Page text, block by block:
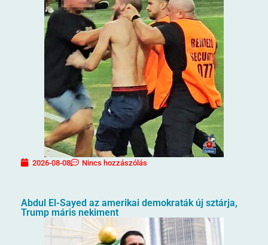
2026-08-08 Nincs hozzászólás
Abdul El-Sayed az amerikai demokraták új sztárja,
Trump máris nekiment